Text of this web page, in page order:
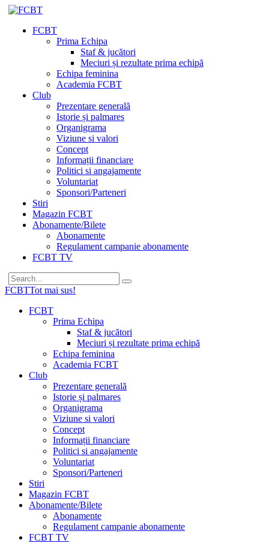
FCBT
Prima Echipa
Staf & jucători
Meciuri și rezultate prima echipă
Echipa feminina
Academia FCBT
Club
Prezentare generală
Istorie și palmares
Organigrama
Viziune si valori
Concept
Informații financiare
Politici si angajamente
Voluntariat
Sponsori/Parteneri
Stiri
Magazin FCBT
Abonamente/Bilete
Abonamente
Regulament campanie abonamente
FCBT TV
FCBTTot mai sus!
FCBT
Prima Echipa
Staf & jucători
Meciuri și rezultate prima echipă
Echipa feminina
Academia FCBT
Club
Prezentare generală
Istorie și palmares
Organigrama
Viziune si valori
Concept
Informații financiare
Politici si angajamente
Voluntariat
Sponsori/Parteneri
Stiri
Magazin FCBT
Abonamente/Bilete
Abonamente
Regulament campanie abonamente
FCBT TV